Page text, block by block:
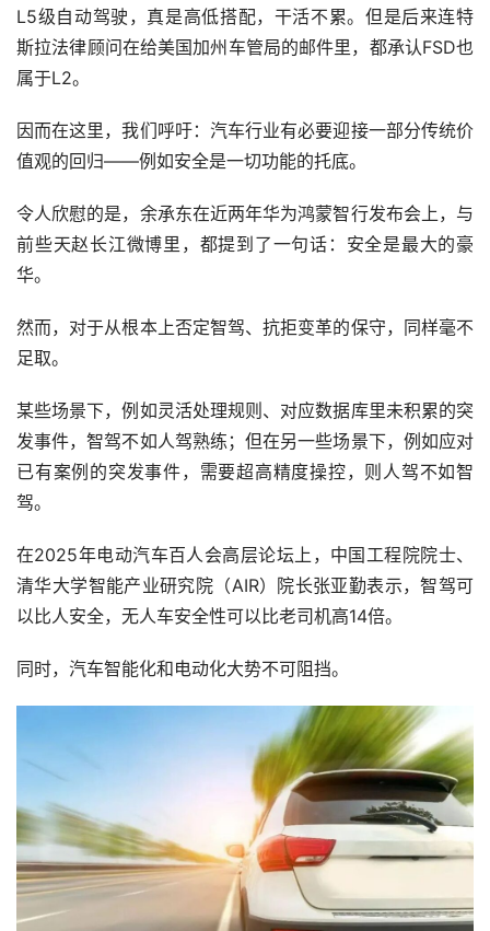
L5级自动驾驶，真是高低搭配，干活不累。但是后来连特
斯拉法律顾问在给美国加州车管局的邮件里，都承认FSD也
属于L2。
因而在这里，我们呼吁：汽车行业有必要迎接一部分传统价
值观的回归——例如安全是一切功能的托底。
令人欣慰的是，余承东在近两年华为鸿蒙智行发布会上，与
前些天赵长江微博里，都提到了一句话：安全是最大的豪
华。
然而，对于从根本上否定智驾、抗拒变革的保守，同样毫不
足取。
某些场景下，例如灵活处理规则、对应数据库里未积累的突
发事件，智驾不如人驾熟练；但在另一些场景下，例如应对
已有案例的突发事件，需要超高精度操控，则人驾不如智
驾。
在2025年电动汽车百人会高层论坛上，中国工程院院士、
清华大学智能产业研究院（AIR）院长张亚勤表示，智驾可
以比人安全，无人车安全性可以比老司机高14倍。
同时，汽车智能化和电动化大势不可阻挡。